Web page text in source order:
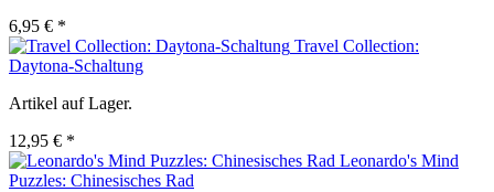
6,95 € *
Travel Collection:
Daytona-Schaltung
Artikel auf Lager.
12,95 € *
Leonardo's Mind
Puzzles: Chinesisches Rad